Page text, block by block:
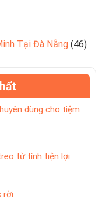
Tại Đà Nẵng (46)
dùng cho tiệm
từ tính tiện lợi
rời